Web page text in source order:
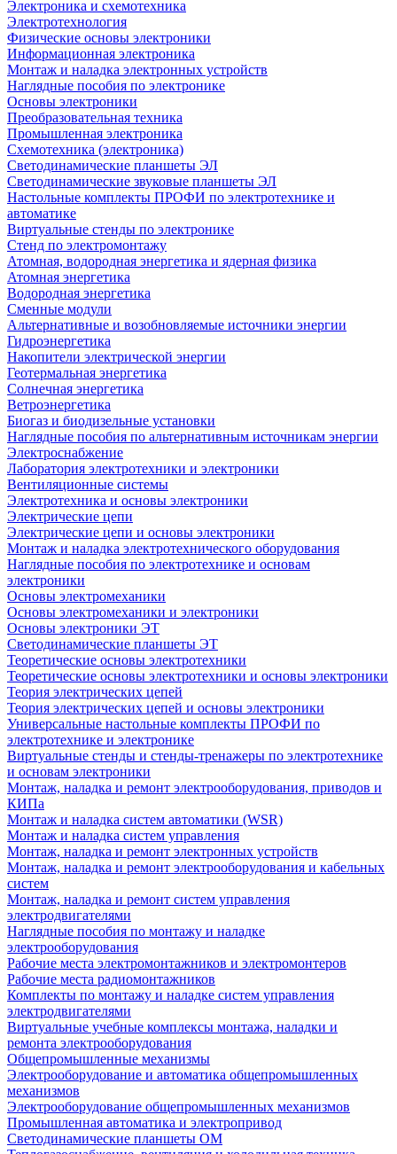
Электроника и схемотехника
Электротехнология
Физические основы электроники
Информационная электроника
Монтаж и наладка электронных устройств
Наглядные пособия по электронике
Основы электроники
Преобразовательная техника
Промышленная электроника
Схемотехника (электроника)
Светодинамические планшеты ЭЛ
Светодинамические звуковые планшеты ЭЛ
Настольные комплекты ПРОФИ по электротехнике и
автоматике
Виртуальные стенды по электронике
Стенд по электромонтажу
Атомная, водородная энергетика и ядерная физика
Атомная энергетика
Водородная энергетика
Сменные модули
Альтернативные и возобновляемые источники энергии
Гидроэнергетика
Накопители электрической энергии
Геотермальная энергетика
Солнечная энергетика
Ветроэнергетика
Биогаз и биодизельные установки
Наглядные пособия по альтернативным источникам энергии
Электроснабжение
Лаборатория электротехники и электроники
Вентиляционные системы
Электротехника и основы электроники
Электрические цепи
Электрические цепи и основы электроники
Монтаж и наладка электротехнического оборудования
Наглядные пособия по электротехнике и основам
электроники
Основы электромеханики
Основы электромеханики и электроники
Основы электроники ЭТ
Светодинамические планшеты ЭТ
Теоретические основы электротехники
Теоретические основы электротехники и основы электроники
Теория электрических цепей
Теория электрических цепей и основы электроники
Универсальные настольные комплекты ПРОФИ по
электротехнике и электронике
Виртуальные стенды и стенды-тренажеры по электротехнике
и основам электроники
Монтаж, наладка и ремонт электрооборудования, приводов и
КИПа
Монтаж и наладка систем автоматики (WSR)
Монтаж и наладка систем управления
Монтаж, наладка и ремонт электронных устройств
Монтаж, наладка и ремонт электрооборудования и кабельных
систем
Монтаж, наладка и ремонт систем управления
электродвигателями
Наглядные пособия по монтажу и наладке
электрооборудования
Рабочие места электромонтажников и электромонтеров
Рабочие места радиомонтажников
Комплекты по монтажу и наладке систем управления
электродвигателями
Виртуальные учебные комплексы монтажа, наладки и
ремонта электрооборудования
Общепромышленные механизмы
Электрооборудование и автоматика общепромышленных
механизмов
Электрооборудование общепромышленных механизмов
Промышленная автоматика и электропривод
Светодинамические планшеты ОМ